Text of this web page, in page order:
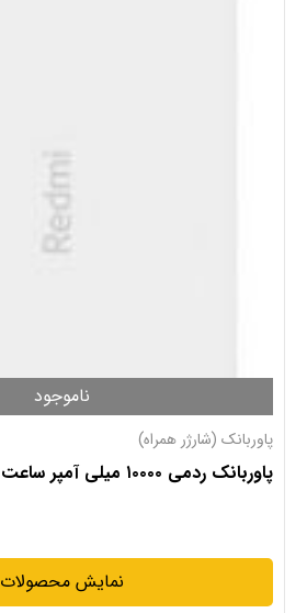
ناموجود
پاوربانک (شارژر همراه)
پاوربانک ردمی ۱۰۰۰۰ میلی آمپر ساعت
نمایش محصولات